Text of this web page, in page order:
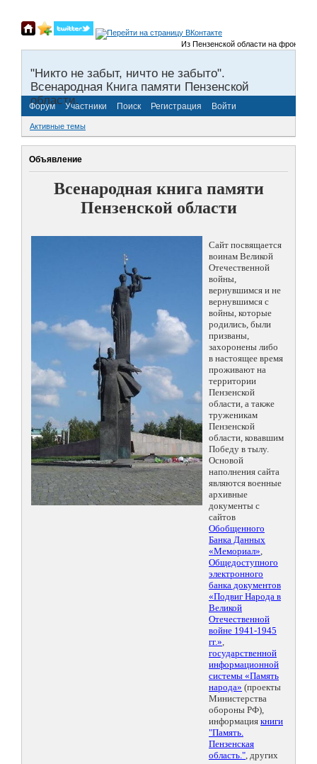
Из Пензенской области на фронты
"Никто не забыт, ничто не забыто".
Всенародная Книга памяти Пензенской
области.
Форум Участники Поиск Регистрация Войти
Активные темы
Объявление
Всенародная книга памяти
Пензенской области
Сайт посвящается
воинам Великой
Отечественной
войны,
вернувшимся и не
вернувшимся с
войны, которые
родились, были
призваны,
захоронены либо
в настоящее время
проживают на
территории
Пензенской
области, а также
труженикам
Пензенской
области, ковавшим
Победу в тылу.
Основой
наполнения сайта
являются военные
архивные
документы с
сайтов
Обобщенного
Банка Данных
«Мемориал»,
Общедоступного
электронного
банка документов
«Подвиг Народа в
Великой
Отечественной
войне 1941-1945
гг.»,
государственной
информационной
системы «Память
народа» (проекты
Министерства
обороны РФ),
информация книги
"Память.
Пензенская
область.", других